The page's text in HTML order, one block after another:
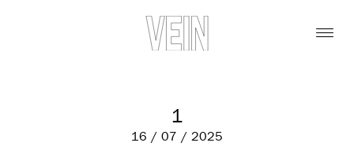
1
16 / 07 / 2025